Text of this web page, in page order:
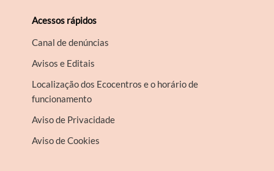
Acessos rápidos
Canal de denúncias
Avisos e Editais
Localização dos Ecocentros e o horário de
funcionamento
Aviso de Privacidade
Aviso de Cookies